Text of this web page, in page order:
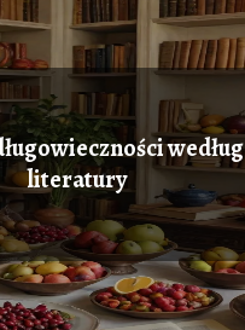
według
literatury